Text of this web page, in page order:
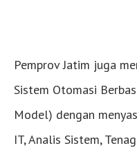
Pemprov Jatim juga
Sistem Otomasi
Model) dengan
IT, Analis Sistem,